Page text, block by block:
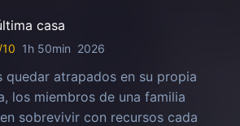
casa
1h 50min 2026
quedar atrapados en su propia
los miembros de una familia
sobrevivir con recursos cada